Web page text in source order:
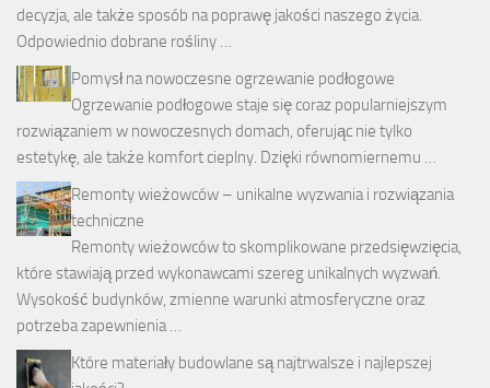
decyzja, ale także sposób na poprawę jakości naszego życia.
Odpowiednio dobrane rośliny …
Pomysł na nowoczesne ogrzewanie podłogowe
Ogrzewanie podłogowe staje się coraz popularniejszym
rozwiązaniem w nowoczesnych domach, oferując nie tylko
estetykę, ale także komfort cieplny. Dzięki równomiernemu …
Remonty wieżowców – unikalne wyzwania i rozwiązania
techniczne
Remonty wieżowców to skomplikowane przedsięwzięcia,
które stawiają przed wykonawcami szereg unikalnych wyzwań.
Wysokość budynków, zmienne warunki atmosferyczne oraz
potrzeba zapewnienia …
Które materiały budowlane są najtrwalsze i najlepszej